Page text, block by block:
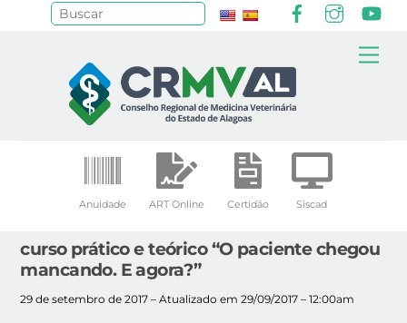
Anuidade ART Online Certidão Siscad
curso prático e teórico “O paciente chegou
mancando. E agora?”
29 de setembro de 2017 – Atualizado em 29/09/2017 – 12:00am